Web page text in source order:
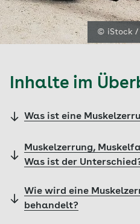
© iStock /
Inhalte im
Was ist eine
Muskelzerrung,
Was ist der
Wie wird eine
behandelt?